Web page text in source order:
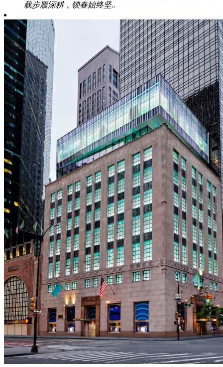
载步履深耕，锁春始终坚..